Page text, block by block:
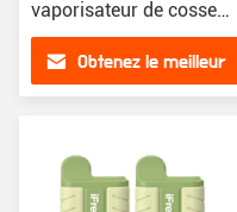
vaporisateur de cosse
de souffle du dispositif e
de barre jetable de
cigarette
Obtenez le meilleur